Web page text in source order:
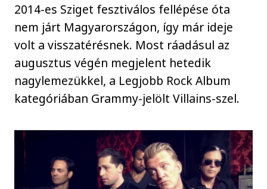
2014-es Sziget fesztiválos fellépése óta
nem járt Magyarországon, így már ideje
volt a visszatérésnek. Most ráadásul az
augusztus végén megjelent hetedik
nagylemezükkel, a Legjobb Rock Album
kategóriában Grammy-jelölt Villains-szel.